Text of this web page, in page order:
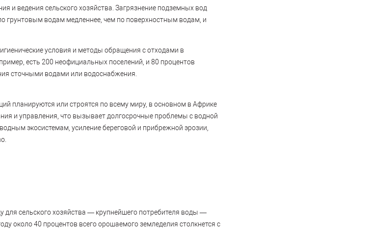
и ведения сельского хозяйства. Загрязнение подземных вод
грунтовым водам медленнее, чем по поверхностным водам, и
условия и методы обращения с отходами в
есть 200 неофициальных поселений, и 80 процентов
сточными водами или водоснабжения.
планируются или строятся по всему миру, в основном в Африке
и управления, что вызывает долгосрочные проблемы с водной
экосистемам, усиление береговой и прибрежной эрозии,
для сельского хозяйства — крупнейшего потребителя воды —
около 40 процентов всего орошаемого земледелия столкнется с